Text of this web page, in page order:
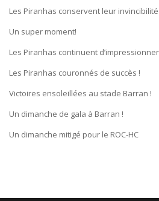
Les Piranhas conservent leur invincibilité
Un super moment!
Les Piranhas continuent
Les Piranhas couronnés de succès !
Victoires ensoleillées au stade Barran !
Un dimanche de gala à Barran !
Un dimanche mitigé pour le ROC-HC